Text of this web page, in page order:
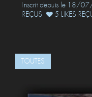
Inscrit depuis le 18/
REÇUS
5 LIKES
TOUTES